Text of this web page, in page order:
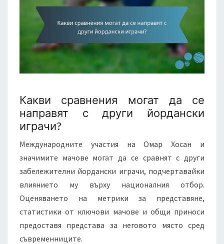
Какви сравнения могат да се
направят с други йордански
играчи?
Международните участия на Омар Хосан и
значимите мачове могат да се сравнят с други
забележителни йордански играчи, подчертавайки
влиянието му върху националния отбор.
Оценяването на метрики за представяне,
статистики от ключови мачове и общи приноси
предоставя представа за неговото място сред
съвременниците.